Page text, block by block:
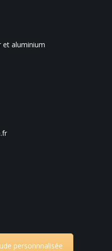
et aluminium
personnnalisée